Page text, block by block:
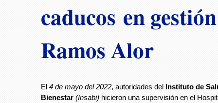
caducos en
Ramos Alor
El 4 de mayo del 2022, autoridades del Instituto de
Bienestar (Insabi) hicieron una supervisión en el